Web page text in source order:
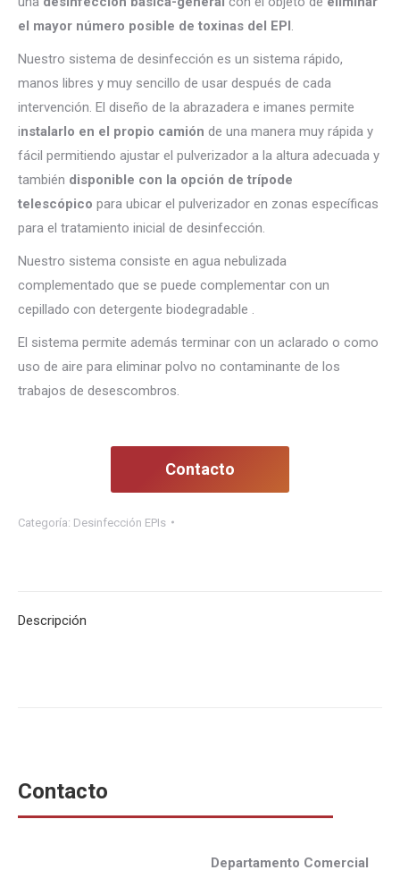
el mayor número posible de toxinas del EPI.
Nuestro sistema de desinfección es un sistema rápido,
manos libres y muy sencillo de usar después de cada
intervención. El diseño de la abrazadera e imanes permite
instalarlo en el propio camión de una manera muy rápida y
fácil permitiendo ajustar el pulverizador a la altura adecuada y
también disponible con la opción de trípode
telescópico para ubicar el pulverizador en zonas específicas
para el tratamiento inicial de desinfección.
Nuestro sistema consiste en agua nebulizada
complementado que se puede complementar con un
cepillado con detergente biodegradable .
El sistema permite además terminar con un aclarado o como
uso de aire para eliminar polvo no contaminante de los
trabajos de desescombros.
Contacto
Categoría: Desinfección EPIs
Descripción
Contacto
Departamento Comercial